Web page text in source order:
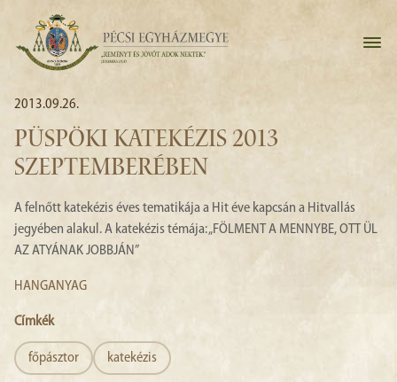
2013.09.26.
PÜSPÖKI KATEKÉZIS 2013
SZEPTEMBERÉBEN
A felnőtt katekézis éves tematikája a Hit éve kapcsán a Hitvallás
jegyében alakul. A katekézis témája: „FÖLMENT A MENNYBE, OTT ÜL
AZ ATYÁNAK JOBBJÁN”
HANGANYAG
Címkék
főpásztor katekézis